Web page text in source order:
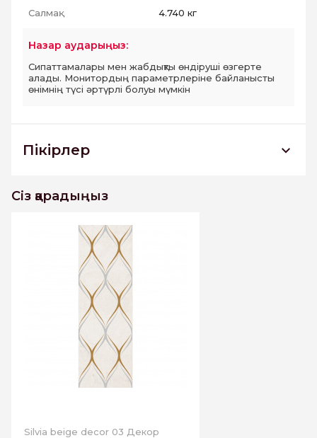
Салмақ: 4.740 кг
Назар аударыңыз:
Сипаттамалары мен жабдықты өндіруші өзгерте
алады. Монитордың параметрлеріне байланысты
өнімнің түсі әртүрлі болуы мүмкін
Пікірлер
РАСПРОДАЖА
Пікір жазу
Сіз қарадыңыз
Silvia beige decor 03 Декор